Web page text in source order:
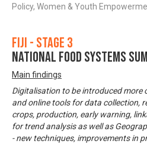
Policy, Women & Youth
Fiji - Stage 3
NATIONAL FOOD SYSTEMS
Main findings
Digitalisation to be introduced more
and online tools for data collection,
crops, production, early warning,
for trend analysis as well as
- new techniques, improvements in